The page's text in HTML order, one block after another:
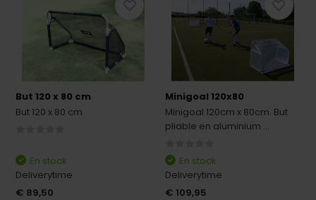
But 120 x 80 cm
But 120 x 80 cm
En stock
Deliverytime
€ 89,50
Minigoal 120x80
Minigoal 120cm x 80cm. But
pliable en aluminium ...
En stock
Deliverytime
€ 109,95